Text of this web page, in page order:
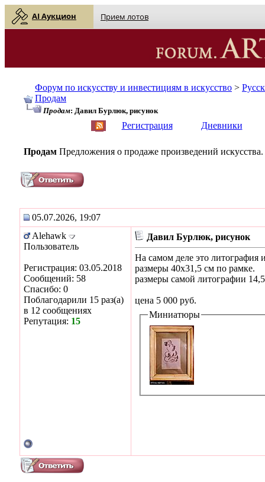
AI Аукцион Прием лотов
Форум по искусству и инвестициям в искусство >
Продам
Продам: Давил Бурлюк, рисунок
Регистрация Дневники
Продам Предложения о продаже произведений искусства.
05.07.2026, 19:07
Alehawk
Пользователь
Регистрация: 03.05.2018
Сообщений: 58
Спасибо: 0
Поблагодарили 15 раз(а)
в 12 сообщениях
Репутация: 15
Давил Бурлюк, рисунок
На самом деле это литография
размеры 40х31,5 см по рамке.
размеры самой литографии
цена 5 000 руб.
Миниатюры